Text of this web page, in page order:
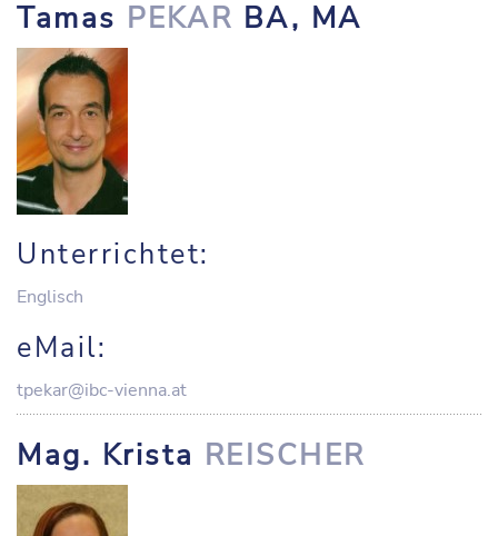
Tamas PEKAR BA, MA
Unterrichtet:
Englisch
eMail:
tpekar@ibc-vienna.at
Mag. Krista REISCHER